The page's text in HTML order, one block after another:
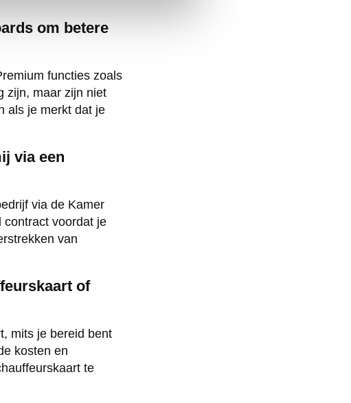
om betere
functies zoals
zijn, maar zijn niet
als je merkt dat je
via een
via de Kamer
contract voordat je
van
of
mits je bereid bent
kosten en
te